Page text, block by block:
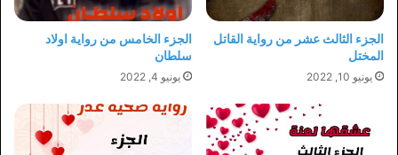
الجزء الثالث عشر من رواية القاتل
المختل
يونيو 10, 2022
الجزء الخامس من رواية اولاد
سلطان
يونيو 4, 2022